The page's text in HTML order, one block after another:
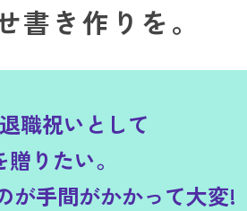
書き作りを。
退職祝いとして
りたい。
が手間がかかって大変!